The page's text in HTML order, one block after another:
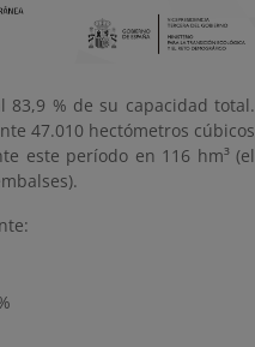
83,9 % de su capacidad total.
47.010 hectómetros cúbicos
este período en 116 hm³ (el